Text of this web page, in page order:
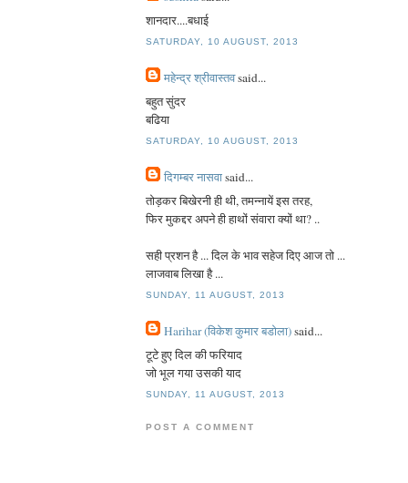
शानदार....बधाई
SATURDAY, 10 AUGUST, 2013
महेन्द्र श्रीवास्तवsaid...
बहुत सुंदर
बढिया
SATURDAY, 10 AUGUST, 2013
दिगम्बर नासवाsaid...
तोड़कर बिखेरनी ही थी, तमन्नायें इस तरह,
फिर मुकद्दर अपने ही हाथों संवारा क्यों था? ..
सही प्रशन है ... दिल के भाव सहेज दिए आज तो ...
लाजवाब लिखा है ...
SUNDAY, 11 AUGUST, 2013
Harihar (विकेश कुमार बडोला)said...
टूटे हुए दिल की फरियाद
जो भूल गया उसकी याद
SUNDAY, 11 AUGUST, 2013
POST A COMMENT